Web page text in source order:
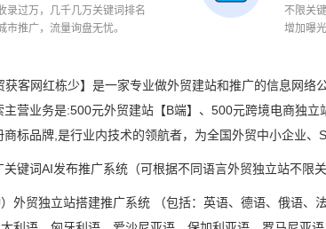
录过万，几千几万关键词排名
市推广，流量询盘无忧。
不限关
增加曝
获客网红栋少】是一家专业做外贸建站和推广的信息网
营业务是:500元外贸建站【B端】、500元跨境电商独
标品牌,是行业内技术的领航者，为全国外贸中小企业、
键词AI发布推广系统（可根据不同语言外贸独立站不限
外贸独立站搭建推广系统 （包括：英语、德语、俄语